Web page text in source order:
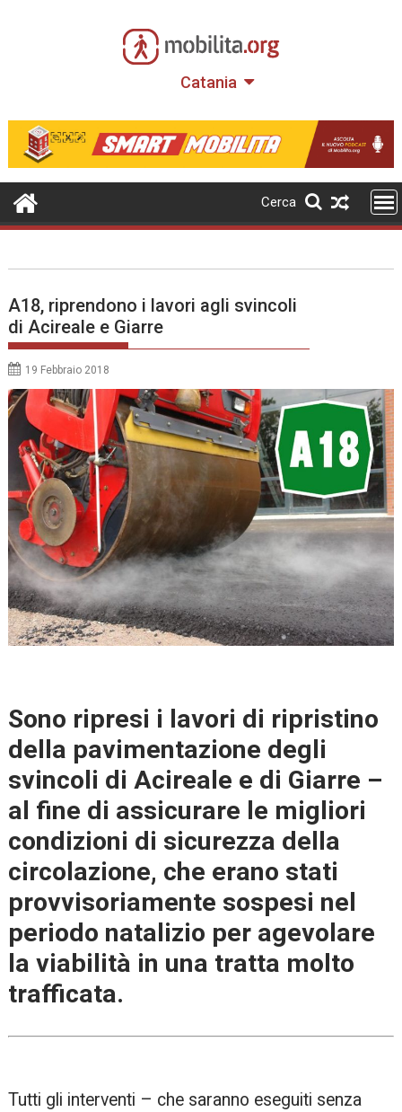
Catania
Cerca
A18, riprendono i lavori agli svincoli
di Acireale e Giarre
19 Febbraio 2018
Sono ripresi i lavori di ripristino
della pavimentazione degli
svincoli di Acireale e di Giarre –
al fine di assicurare le migliori
condizioni di sicurezza della
circolazione, che erano stati
provvisoriamente sospesi nel
periodo natalizio per agevolare
la viabilità in una tratta molto
trafficata.
Tutti gli interventi – che saranno eseguiti senza